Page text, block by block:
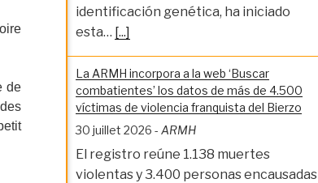
de
identificación genética, ha iniciado
esta… [...]
La ARMH incorpora a la web ‘Buscar
combatientes’ los datos de más de 4.500
víctimas de violencia franquista del Bierzo
30 juillet 2026 - ARMH
El registro reúne 1.138 muertes
violentas y 3.400 personas encausadas